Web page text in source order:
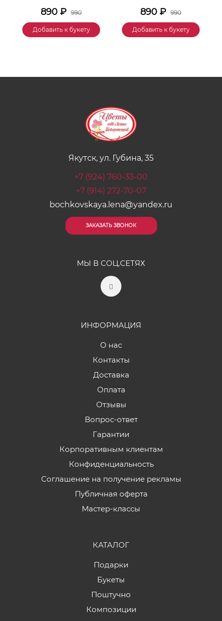
890 ₽ 990
Добавить к букету
890 ₽ 990
Добавить к букету
Якутск, ул. Губина, 35
+7 (924) 760-33-00
+7 (914) 272-70-07
bochkovskaya.lena@yandex.ru
ЗАКАЗАТЬ ЗВОНОК
МЫ В СОЦ.СЕТЯХ
ИНФОРМАЦИЯ
О нас
Контакты
Доставка
Оплата
Отзывы
Вопрос-ответ
Гарантии
Корпоративным клиентам
Конфиденциальность
Соглашение на получение рекламы
Публичная оферта
Мастер-классы
КАТАЛОГ
Подарки
Букеты
Поштучно
Композиции